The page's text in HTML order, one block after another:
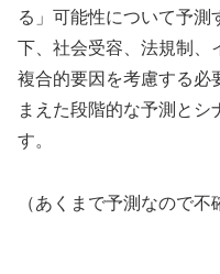
る」可能性について予
下、社会受容、法規制、
複合的要因を考慮する必
まえた段階的な予測とシ
す。
（あくまで予測なので